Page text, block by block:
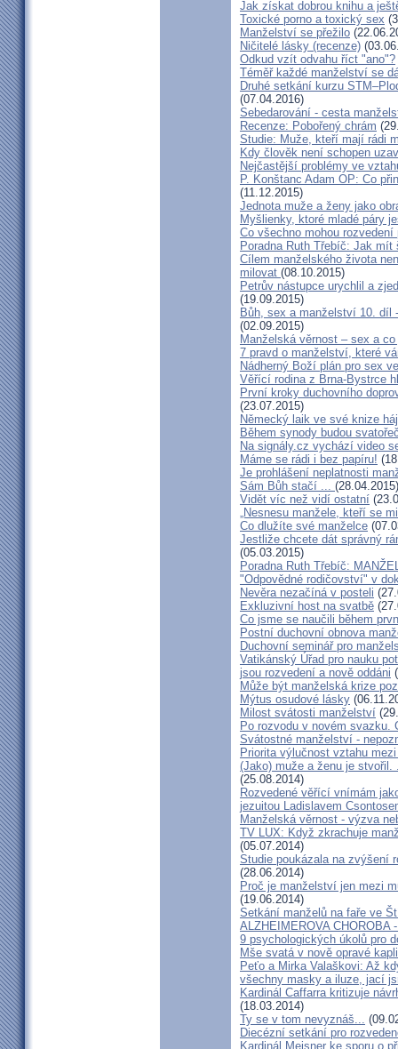
Jak získat dobrou knihu a
Toxické porno a toxický sex
Manželství se přežilo
Ničitelé lásky (recenze)
Odkud vzít odvahu říct "ano"?
Téměř každé manželství se
Druhé setkání kurzu
(07.04.2016)
Sebedarování - cesta
Recenze: Pobořený chrám
Studie: Muže, kteří mají rádi
Kdy člověk není schopen
Nejčastější problémy ve
P. Konštanc Adam OP: Co
(11.12.2015)
Jednota muže a ženy jako
Myšlienky, ktoré mladé páry
Co všechno mohou
Poradna Ruth Třebíč: Jak
Cílem manželského života
milovat (08.10.2015)
Petrův nástupce urychlil a
(19.09.2015)
Bůh, sex a manželství 10. díl
(02.09.2015)
Manželská věrnost – sex a
7 pravd o manželství, které
Nádherný Boží plán pro sex
Věřící rodina z Brna-Bystrce
První kroky duchovního
(23.07.2015)
Německý laik ve své knize
Během synody budou
Na signály.cz vychází video
Máme se rádi i bez papíru!
Je prohlášení neplatnosti
Sám Bůh stačí ... (28.04.2015)
Vidět víc než vidí ostatní
„Nesnesu manžele, kteří se
Co dlužíte své manželce
Jestliže chcete dát správný
(05.03.2015)
Poradna Ruth Třebíč:
"Odpovědné rodičovství" v
Nevěra nezačíná v posteli
Exkluzivní host na svatbě
Co jsme se naučili během
Postní duchovní obnova
Duchovní seminář pro
Vatikánský Úřad pro nauku
jsou rozvedení a nově oddáni
Může být manželská krize
Mýtus osudové lásky
Milost svátosti manželství
Po rozvodu v novém svazku.
Svátostné manželství -
Priorita výlučnost vztahu
(Jako) muže a ženu je
(25.08.2014)
Rozvedené věřící vnímám
jezuitou Ladislavem
Manželská věrnost - výzva
TV LUX: Když zkrachuje
(05.07.2014)
Studie poukázala na zvýšení
(28.06.2014)
Proč je manželství jen mezi
(19.06.2014)
Setkání manželů na faře ve
ALZHEIMEROVA CHOROBA
9 psychologických úkolů pro
Mše svatá v nově opravé
Peťo a Mirka Valaškovi: Až
všechny masky a iluze, jací
Kardinál Caffarra kritizuje
(18.03.2014)
Ty se v tom nevyznáš...
Diecézní setkání pro
Kardinál Meisner ke sporu o